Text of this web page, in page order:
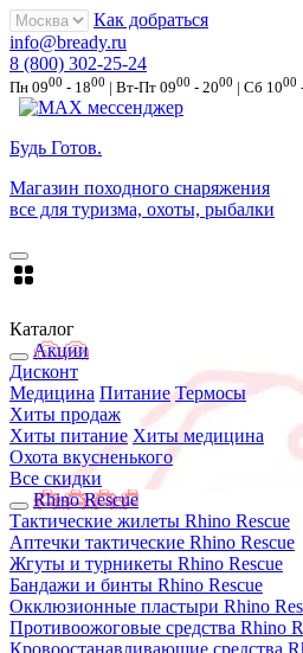
Как добраться
info@bready.ru
8 (800) 302-25-24
Пн 0900 - 1800 | Вт-Пт 0900 - 2000 | Сб 1000
Будь Готов.
Магазин походного снаряжения
все для туризма, охоты, рыбалки
Каталог
Акции
Дисконт
Медицина Питание Термосы
Хиты продаж
Хиты питание Хиты медицина
Охота вкусненького
Все скидки
Rhino Rescue
Тактические жилеты Rhino Rescue
Аптечки тактические Rhino Rescue
Жгуты и турникеты Rhino Rescue
Бандажи и бинты Rhino Rescue
Окклюзионные пластыри Rhino
Противоожоговые средства Rhino